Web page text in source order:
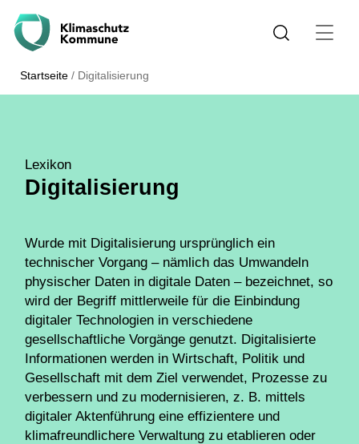
Startseite / Digitalisierung
Lexikon
Digitalisierung
Wurde mit Digitalisierung ursprünglich ein
technischer Vorgang – nämlich das Umwandeln
physischer Daten in digitale Daten – bezeichnet, so
wird der Begriff mittlerweile für die Einbindung
digitaler Technologien in verschiedene
gesellschaftliche Vorgänge genutzt. Digitalisierte
Informationen werden in Wirtschaft, Politik und
Gesellschaft mit dem Ziel verwendet, Prozesse zu
verbessern und zu modernisieren, z. B. mittels
digitaler Aktenführung eine effizientere und
klimafreundlichere Verwaltung zu etablieren oder